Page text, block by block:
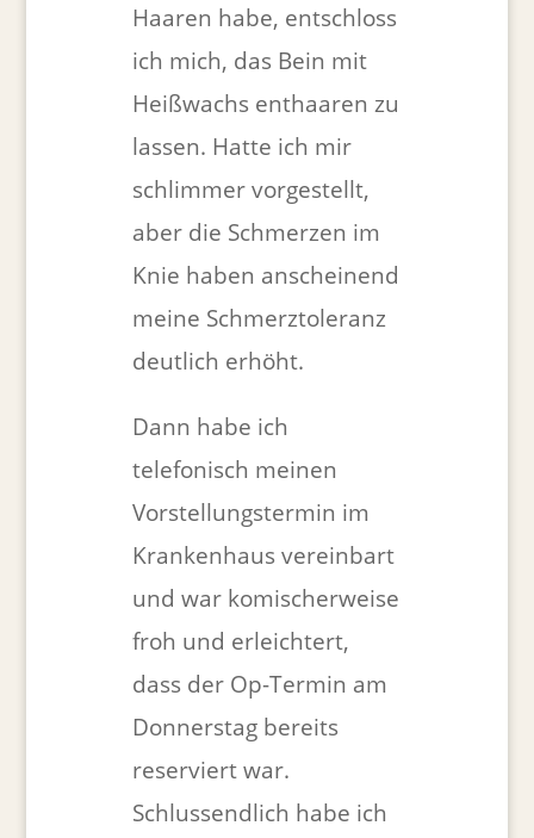
Haaren habe, entschloss
ich mich, das Bein mit
Heißwachs enthaaren zu
lassen. Hatte ich mir
schlimmer vorgestellt,
aber die Schmerzen im
Knie haben anscheinend
meine Schmerztoleranz
deutlich erhöht.
Dann habe ich
telefonisch meinen
Vorstellungstermin im
Krankenhaus vereinbart
und war komischerweise
froh und erleichtert,
dass der Op-Termin am
Donnerstag bereits
reserviert war.
Schlussendlich habe ich